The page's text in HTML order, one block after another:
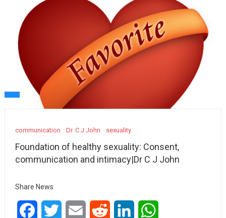
communication Dr. C J John sexuality
Foundation of healthy sexuality: Consent,
communication and intimacy|Dr C J John
Share News
FacebookTwitter Email Reddit LinkedIn